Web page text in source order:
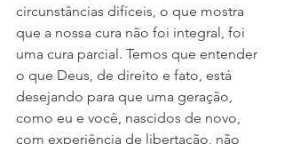
circunstâncias difíceis, o que mostra
que a nossa cura não foi integral, foi
uma cura parcial. Temos que entender
o que Deus, de direito e fato, está
desejando para que uma geração,
como eu e você, nascidos de novo,
com experiência de libertação, não